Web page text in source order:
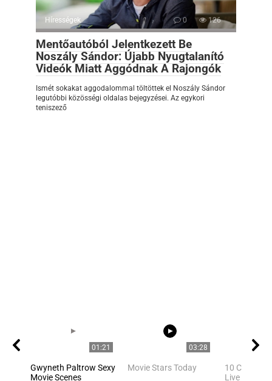
Hírességek 0 126
Mentőautóból Jelentkezett Be
Noszály Sándor: Újabb Nyugtalanító
Videók Miatt Aggódnak A Rajongók
Ismét sokakat aggodalommal töltöttek el Noszály Sándor
legutóbbi közösségi oldalas bejegyzései. Az egykori
teniszező
01:21
Gwyneth Paltrow Sexy
Movie Scenes
03:28
Movie Stars Today
10
Live In Los